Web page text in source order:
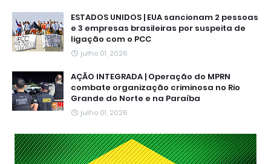
ESTADOS UNIDOS | EUA sancionam 2 pessoas
e 3 empresas brasileiras por suspeita de
ligação com o PCC
julho 01, 2026
AÇÃO INTEGRADA | Operação do MPRN
combate organização criminosa no Rio
Grande do Norte e na Paraíba
julho 01, 2026